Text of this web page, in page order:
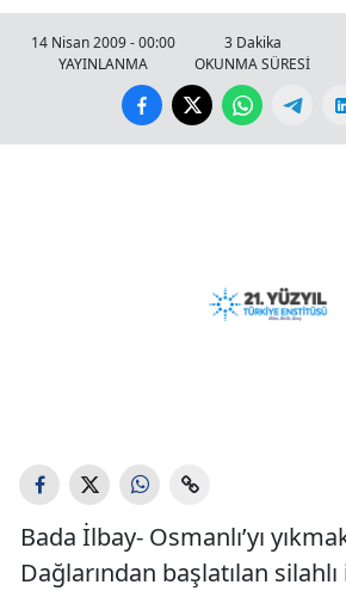
14 Nisan 2009 - 00:00
YAYINLANMA
3 Dakika
OKUNMA SÜRESİ
Bada İlbay- Osmanlı’yı
Dağlarından başlatılan